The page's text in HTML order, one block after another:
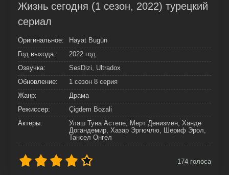
Жизнь сегодня (1 сезон, 2022) турецкий
сериал
Оригинальное:
Hayat Bugün
Год выхода:
2022 год
Озвучка:
SesDizi, Ultradox
Обновление:
1 сезон 8 серия
Жанр:
Драма
Режиссер:
Çigdem Bozali
Актёры:
Улаш Туна Астепе, Мерт Денизмен, Ханде
Догандемир, Хазар Эргючлю, Шериф Эрол,
Тансел Онгел
174 голоса